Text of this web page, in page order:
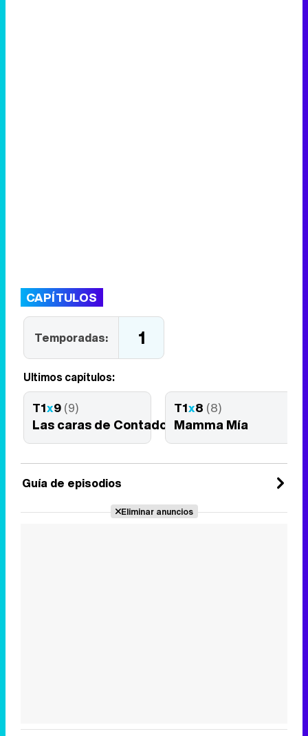
CAPÍTULOS
Temporadas: 1
Últimos capítulos:
T1x9 (9)
Las caras de Contador
T1x8 (8)
Mamma Mía
Guía de episodios
Eliminar anuncios